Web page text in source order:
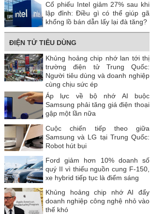
Cổ phiếu Intel giảm 27% sau khi
lập đỉnh: Điều gì có thể giúp gã
khổng lồ bán dẫn lấy lại đà tăng?
ĐIỆN TỬ TIÊU DÙNG
Khủng hoảng chip nhớ lan tới thị
trường điện tử Trung Quốc:
Người tiêu dùng và doanh nghiệp
cùng chịu sức ép
Áp lực về bộ nhớ AI buộc
Samsung phải tăng giá điện thoại
gập một lần nữa
Cuộc chiến tiếp theo giữa
Samsung và LG tại Trung Quốc:
Robot hút bụi
Ford giảm hơn 10% doanh số
quý II vì thiếu nguồn cung F-150,
xe hybrid tiếp tục là điểm sáng
Khủng hoảng chip nhớ AI đẩy
doanh nghiệp công nghệ nhỏ vào
thế khó